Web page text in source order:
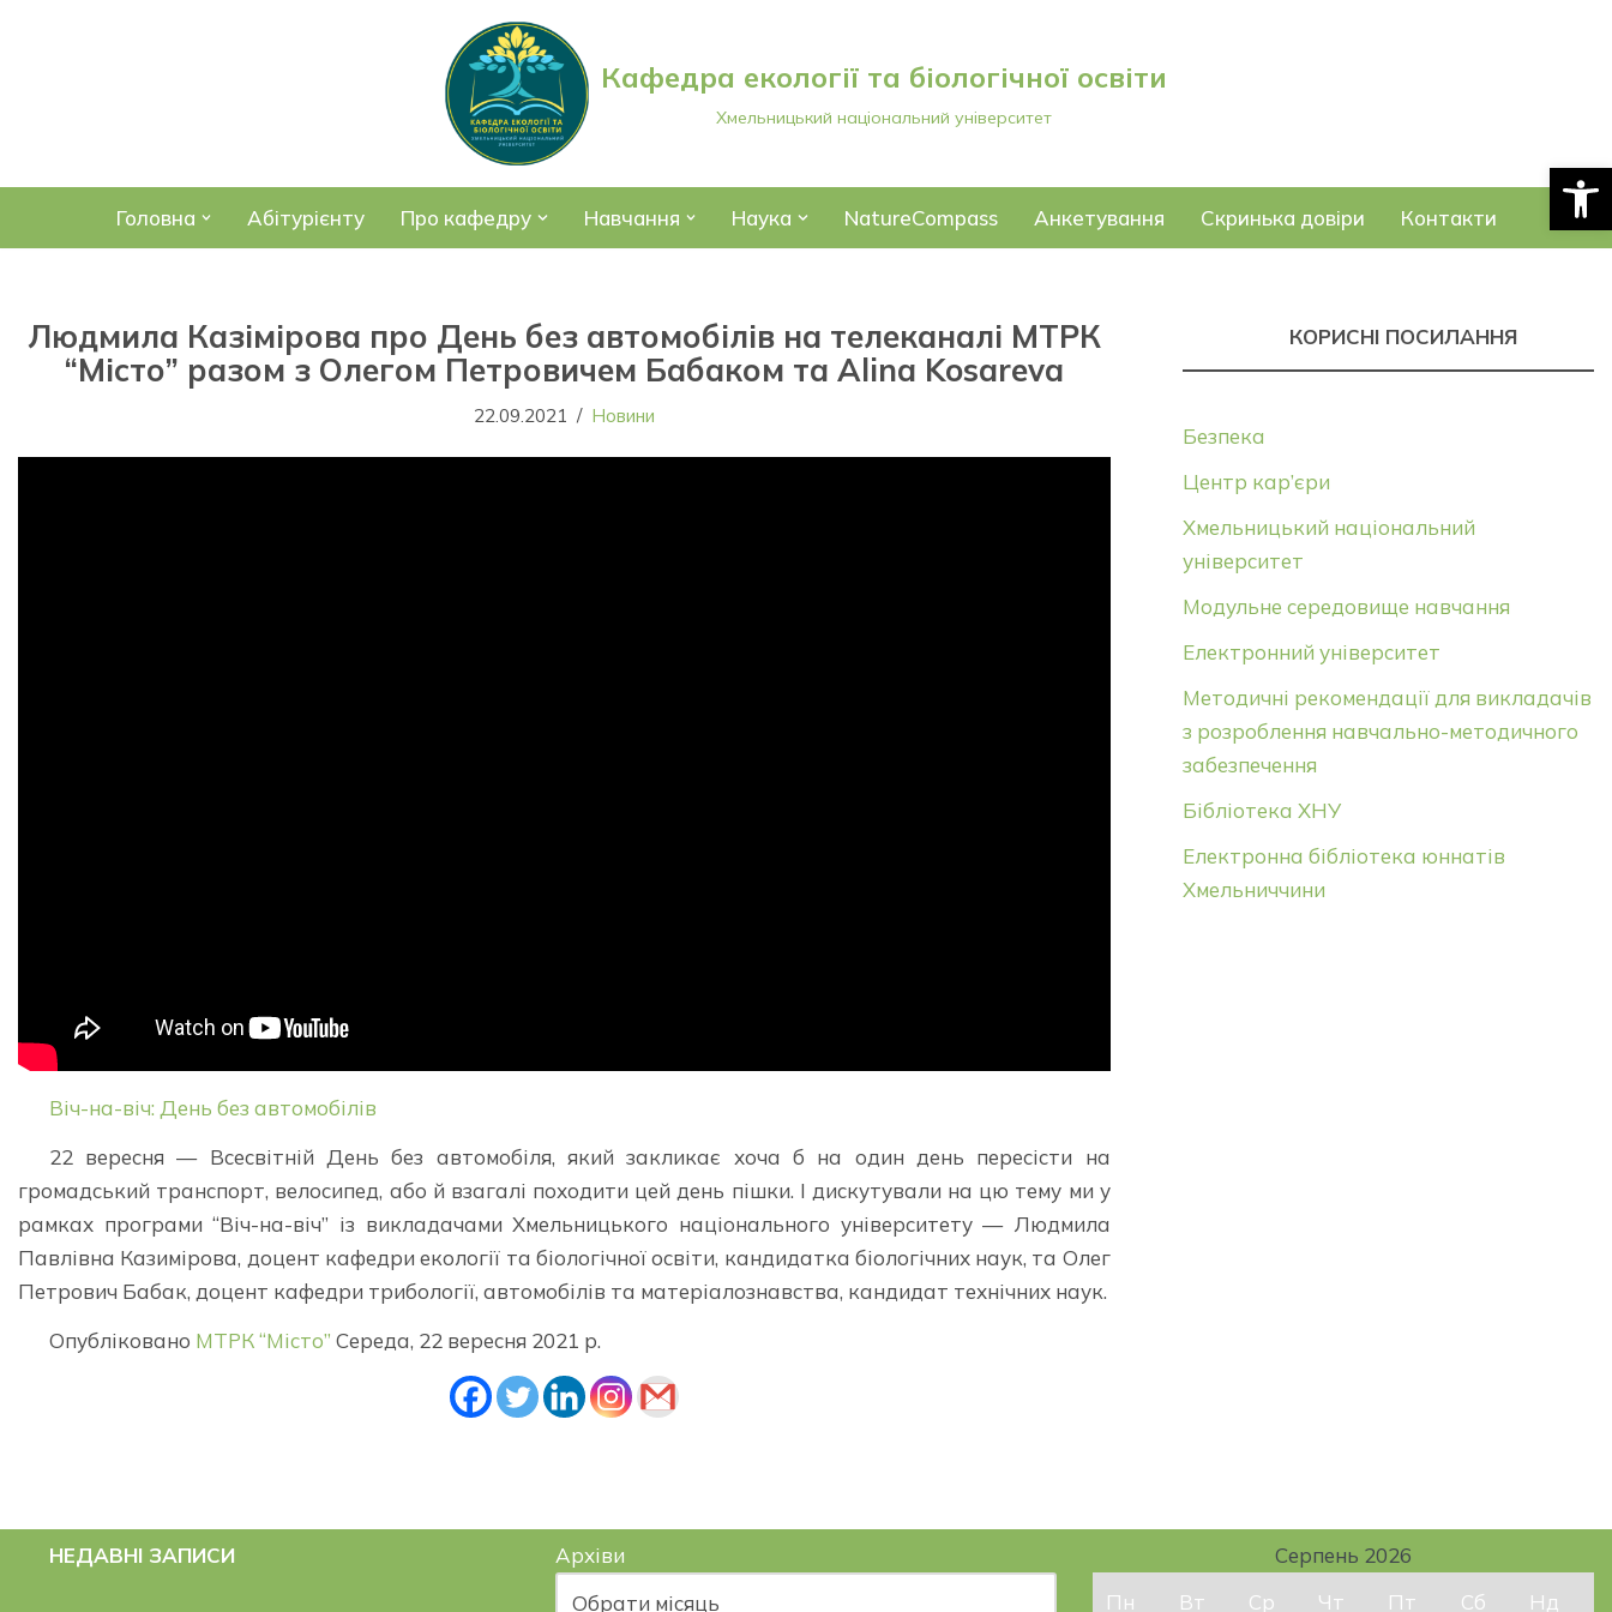
Кафедра екології та біологічної освіти
Хмельницький національний університет
Головна Абітурієнту Про кафедру Навчання Наука NatureCompass Анкетування Скринька довіри Контакти
Людмила Казімірова про День без автомобілів на телеканалі МТРК
“Місто” разом з Олегом Петровичем Бабаком та Alina Kosareva
22.09.2021 Новини
Віч-на-віч: День без автомобілів
22 вересня — Всесвітній День без автомобіля, який закликає хоча б на один день пересісти на
громадський транспорт, велосипед, або й взагалі походити цей день пішки. І дискутували на цю тему ми у
рамках програми “Віч-на-віч” із викладачами Хмельницького національного університету — Людмила
Павлівна Казимірова, доцент кафедри екології та біологічної освіти, кандидатка біологічних наук, та Олег
Петрович Бабак, доцент кафедри трибології, автомобілів та матеріалознавства, кандидат технічних наук.
Опубліковано МТРК “Місто” Середа, 22 вересня 2021 р.
КОРИСНІ ПОСИЛАННЯ
Безпека
Центр кар’єри
Хмельницький національний
університет
Модульне середовище навчання
Електронний університет
Методичні рекомендації для викладачів
з розроблення навчально-методичного
забезпечення
Бібліотека ХНУ
Електронна бібліотека юннатів
Хмельниччини
НЕДАВНІ ЗАПИСИ Архіви
Серпень 2026
Пн
Вт Ср Чт Пт Сб Нд